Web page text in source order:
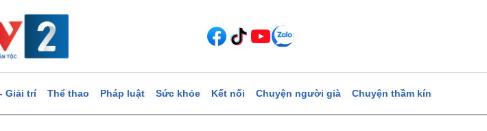
Giải trí Thể thao Pháp luật Sức khỏe Kết nối Chuyện người già Chuyện thầm kín